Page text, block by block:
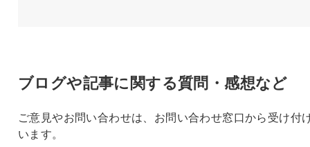
ブログや記事に関する質問・感想など
ご意見やお問い合わせは、お問い合わせ窓口から受け付
います。